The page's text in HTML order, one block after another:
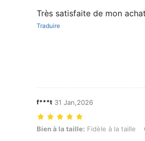
Très satisfaite de mon
Traduire
f***t 31 Jan,2026
Bien à la taille: Fidèle à la taille,
Bien à la taille: Fidèle à la taille